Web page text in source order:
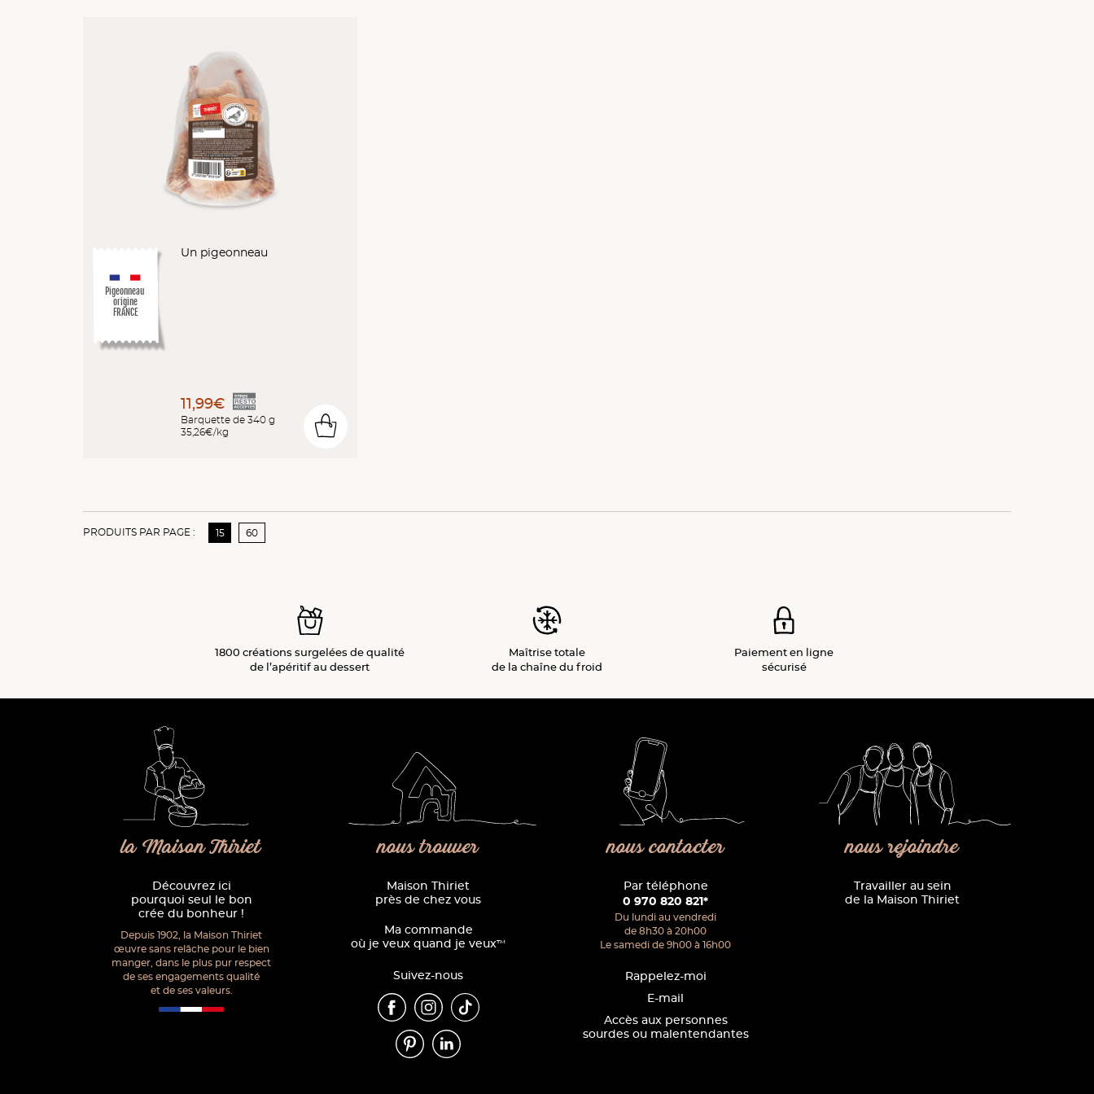
Pigeonneau
origine
FRANCE
Un pigeonneau
11,99€
Barquette de 340 g
35,26€/kg
0
PRODUITS PAR PAGE : 15 60
1800 créations surgelées de qualité
de l’apéritifau dessert
Maîtrise totale
de la chaîne du froid
Paiementen ligne
sécurisé
la Maison Thiriet
Découvrez ici
pourquoi seul le bon
crée du bonheur !
Depuis 1902, la Maison Thiriet
œuvre sans relâche pour le bien
manger, dans le plus pur respect
de ses engagements qualité
et de ses valeurs.
nous trouver
Maison Thiriet
près de chez vous
Ma commande
où je veux quand je veux™
Suivez-nous
nous contacter
Par téléphone
0 970 820 821*
Du lundi au vendredi
de 8h30 à 20h00
Le samedi de 9h00 à 16h00
Rappelez-moi
E-mail
Accès aux personnes
sourdes ou malentendantes
nous rejoindre
Travailler au sein
de la Maison Thiriet